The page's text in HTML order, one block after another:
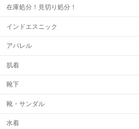
在庫処分！見切り処分！
インドエスニック
アパレル
肌着
靴下
靴・サンダル
水着